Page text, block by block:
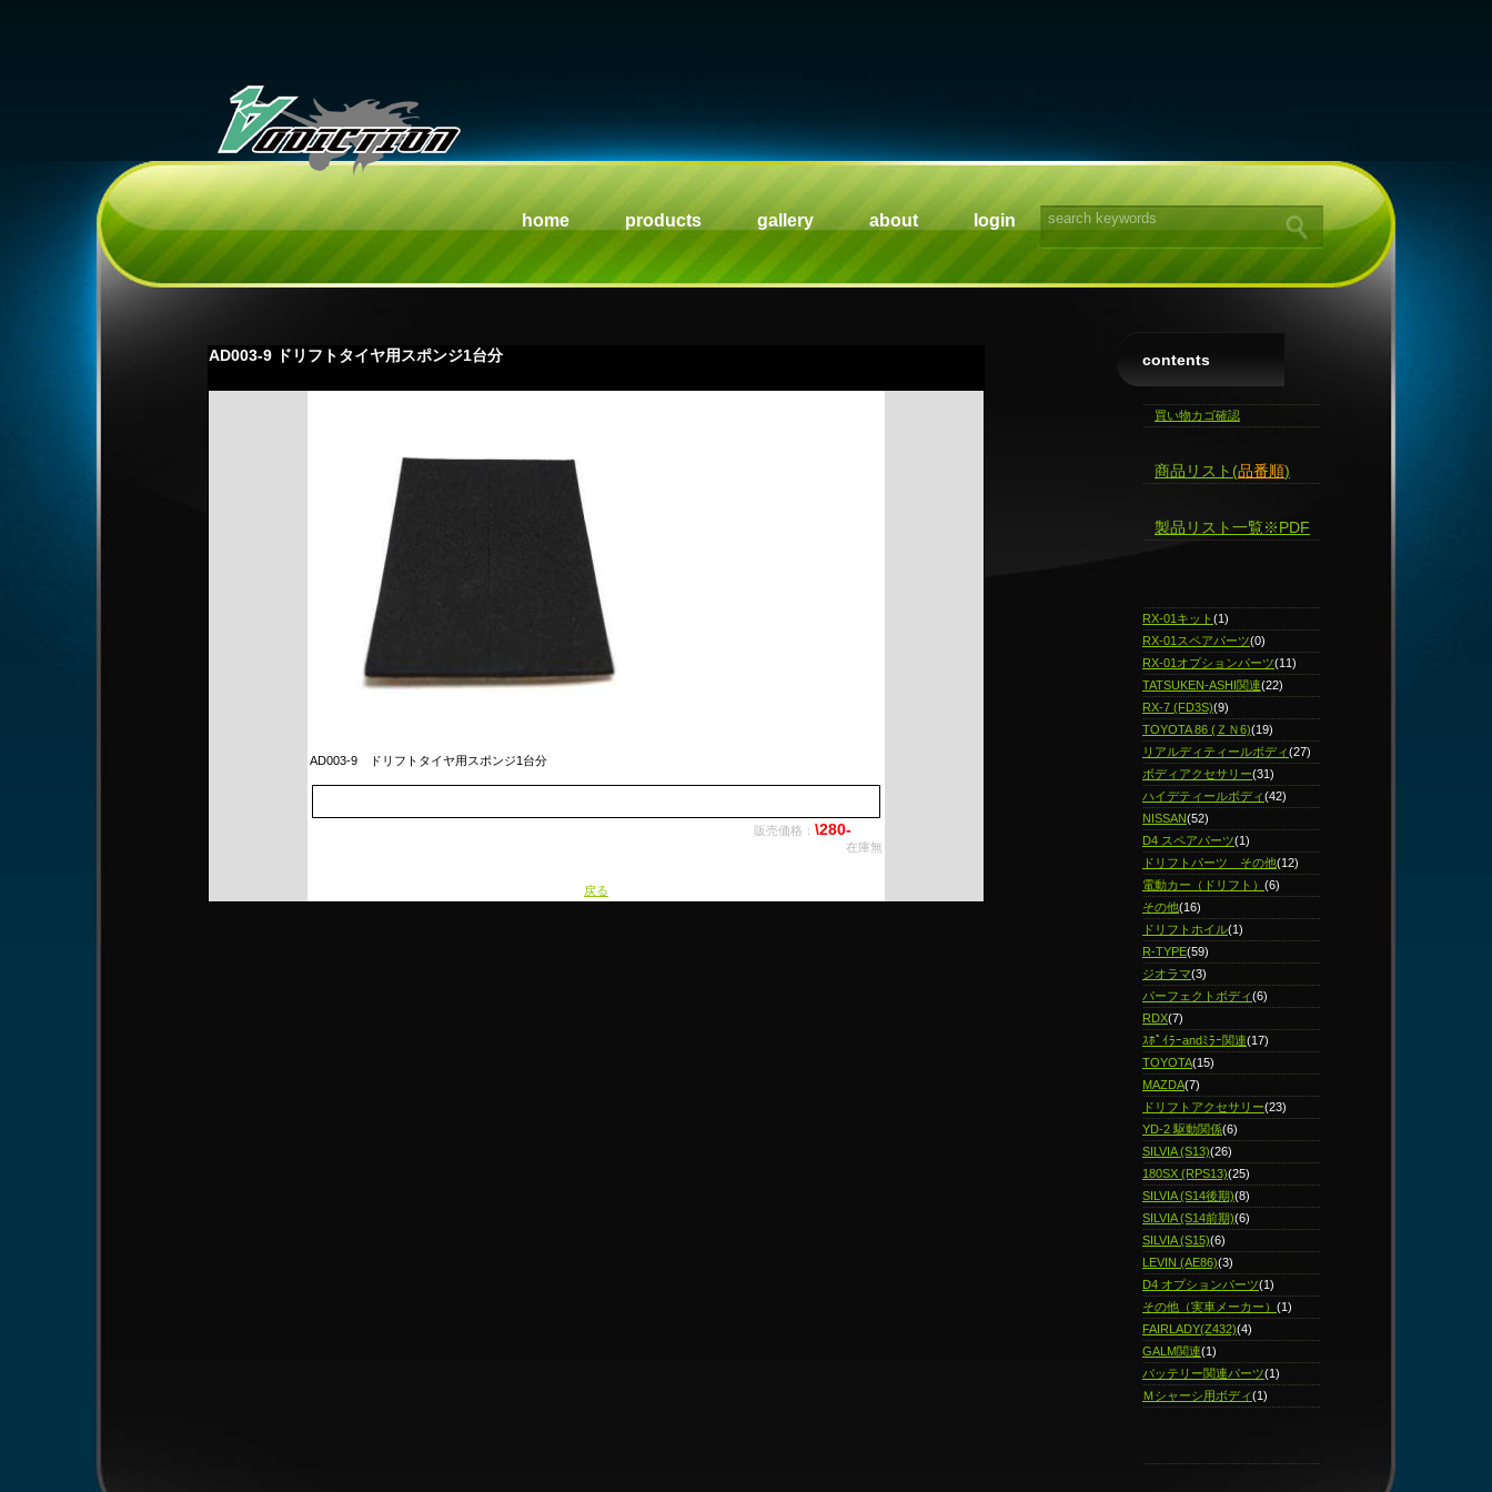
home products gallery about login
AD003-9 ドリフトタイヤ用スポンジ1台分
AD003-9 ドリフトタイヤ用スポンジ1台分
販売価格： \280-
在庫無
戻る
contents
買い物カゴ確認
商品リスト(品番順)
製品リスト一覧※PDF
RX-01キット (1)
RX-01スペアパーツ(0)
RX-01オプションパーツ(11)
TATSUKEN-ASHI関連(22)
RX-7 (FD3S)(9)
TOYOTA 86 (ＺＮ6)(19)
リアルディティールボディ(27)
ボディアクセサリー(31)
ハイデティールボディ(42)
NISSAN(52)
D4 スペアパーツ(1)
ドリフトパーツ その他(12)
電動カー（ドリフト） (6)
その他(16)
ドリフトホイル(1)
R-TYPE(59)
ジオラマ(3)
パーフェクトボディ(6)
RDX(7)
ｽﾎﾟｲﾗｰandﾐﾗｰ関連(17)
TOYOTA(15)
MAZDA(7)
ドリフトアクセサリー(23)
YD-2 駆動関係(6)
SILVIA (S13)(26)
180SX (RPS13)(25)
SILVIA (S14後期)(8)
SILVIA (S14前期)(6)
SILVIA (S15)(6)
LEVIN (AE86)(3)
D4 オプションパーツ(1)
その他（実車メーカー） (1)
FAIRLADY(Z432)(4)
GALM関連(1)
バッテリー関連パーツ(1)
Ｍシャーシ用ボディ(1)